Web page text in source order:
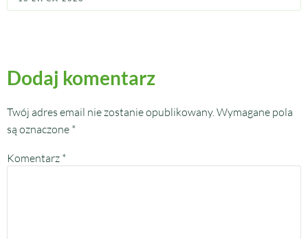
Dodaj komentarz
Twój adres email nie zostanie opublikowany.Wymagane pola
są oznaczone *
Komentarz *